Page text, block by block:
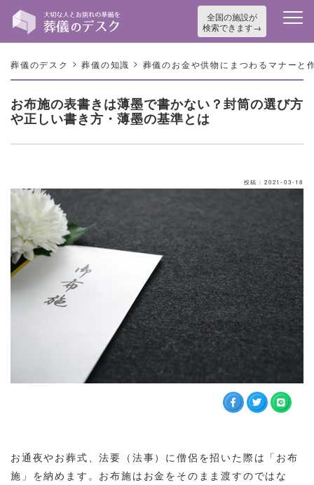
全国の施設が
検索できます
葬儀のデスク >葬儀の知識 > 葬儀のお金や供物にまつわるマナーと
お布施の表書きは薄墨で書かない？封筒の選び方
や正しい書き方・薄墨の基準とは
投稿：2021-03-18
お通夜やお葬式、法要（法事）に僧侶を招いた際は「お布
施」を納めます。お布施はお金をそのまま渡すのではな